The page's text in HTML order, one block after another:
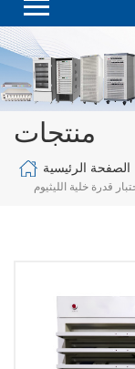
منتجات
الصفحة الرئيسية